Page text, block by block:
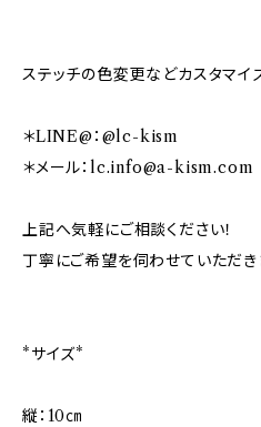
ステッチの色変更などカスタマイ
＊LINE@：@lc-kism
＊メール： lc.info@a-kism.com
上記へ気軽にご相談ください！
丁寧にご希望を伺わせていただき
*サイズ*
縦：10㎝